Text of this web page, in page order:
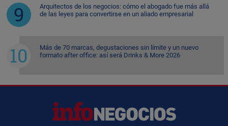
Arquitectos de los negocios: cómo el abogado fue más allá
de las leyes para convertirse en un aliado empresarial
Más de 70 marcas, degustaciones sin límite y un nuevo
formato after office: así será Drinks & More 2026